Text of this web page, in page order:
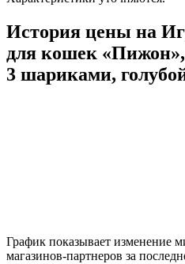
История цены на
для кошек «Пижон»,
3 шариками,
График показывает изменение
магазинов-партнеров за